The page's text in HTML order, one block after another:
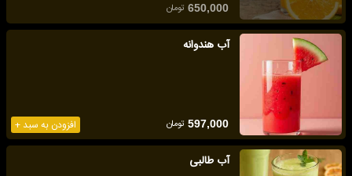
650,000 تومان
آب هندوانه
افزودن به سبد + 597,000 تومان
آب طالبی